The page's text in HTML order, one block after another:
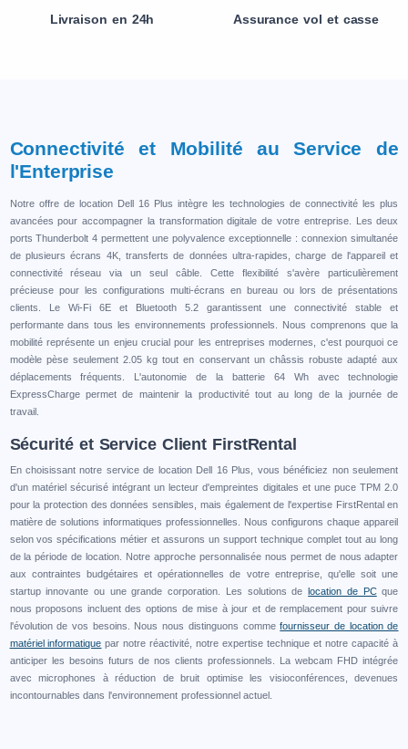
Livraison en 24h Assurance vol et casse
Connectivité et Mobilité au Service de
l'Enterprise
Notre offre de location Dell 16 Plus intègre les technologies de connectivité les plus
avancées pour accompagner la transformation digitale de votre entreprise. Les deux
ports Thunderbolt 4 permettent une polyvalence exceptionnelle : connexion simultanée
de plusieurs écrans 4K, transferts de données ultra-rapides, charge de l'appareil et
connectivité réseau via un seul câble. Cette flexibilité s'avère particulièrement
précieuse pour les configurations multi-écrans en bureau ou lors de présentations
clients. Le Wi-Fi 6E et Bluetooth 5.2 garantissent une connectivité stable et
performante dans tous les environnements professionnels. Nous comprenons que la
mobilité représente un enjeu crucial pour les entreprises modernes, c'est pourquoi ce
modèle pèse seulement 2.05 kg tout en conservant un châssis robuste adapté aux
déplacements fréquents. L'autonomie de la batterie 64 Wh avec technologie
ExpressCharge permet de maintenir la productivité tout au long de la journée de
travail.
Sécurité et Service Client FirstRental
En choisissant notre service de location Dell 16 Plus, vous bénéficiez non seulement
d'un matériel sécurisé intégrant un lecteur d'empreintes digitales et une puce TPM 2.0
pour la protection des données sensibles, mais également de l'expertise FirstRental en
matière de solutions informatiques professionnelles. Nous configurons chaque appareil
selon vos spécifications métier et assurons un support technique complet tout au long
de la période de location. Notre approche personnalisée nous permet de nous adapter
aux contraintes budgétaires et opérationnelles de votre entreprise, qu'elle soit une
startup innovante ou une grande corporation. Les solutions delocation de PCque
nous proposons incluent des options de mise à jour et de remplacement pour suivre
l'évolution de vos besoins. Nous nous distinguons commefournisseur de location de
matériel informatique par notre réactivité, notre expertise technique et notre capacité à
anticiper les besoins futurs de nos clients professionnels. La webcam FHD intégrée
avec microphones à réduction de bruit optimise les visioconférences, devenues
incontournables dans l'environnement professionnel actuel.